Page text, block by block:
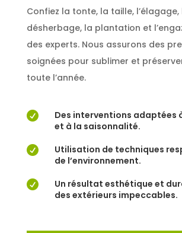
Confiez la tonte, la taille, l’élagage,
désherbage, la plantation et
des experts. Nous assurons des
soignées pour sublimer et
toute l’année.

Des interventions adaptées
et à la saisonnalité.

Utilisation de techniques
de l’environnement.

Un résultat esthétique et
des extérieurs impeccables.